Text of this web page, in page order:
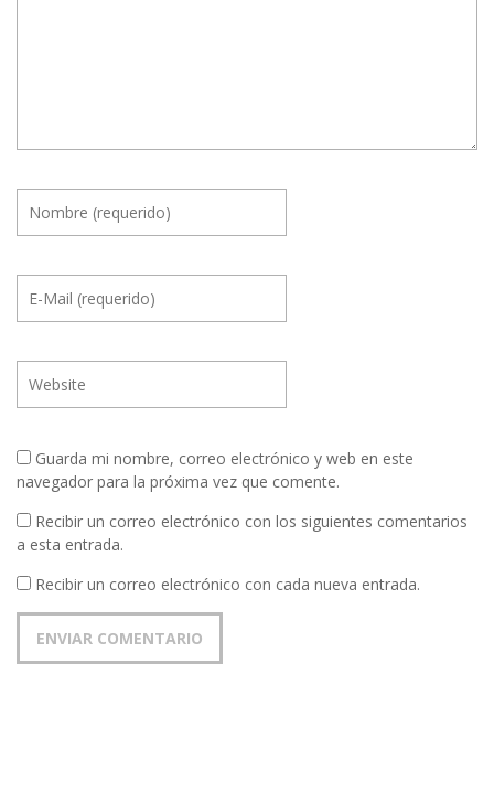
Guarda mi nombre, correo electrónico y web en este
navegador para la próxima vez que comente.
Recibir un correo electrónico con los siguientes comentarios
a esta entrada.
Recibir un correo electrónico con cada nueva entrada.